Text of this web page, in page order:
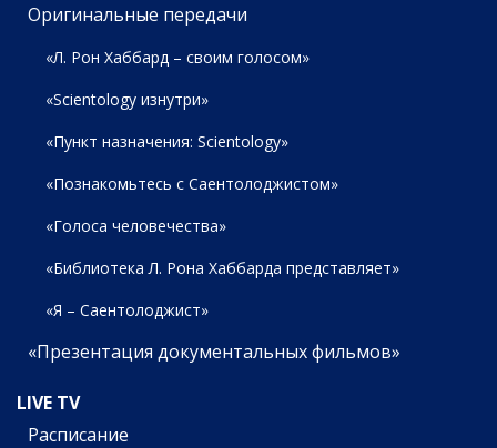
Оригинальные передачи
«Л. Рон Хаббард – своим голосом»
«Scientology изнутри»
«Пункт назначения: Scientology»
«Познакомьтесь с Саентолоджистом»
«Голоса человечества»
«Библиотека Л. Рона Хаббарда представляет»
«Я – Саентолоджист»
«Презентация документальных фильмов»
LIVE TV
Расписание